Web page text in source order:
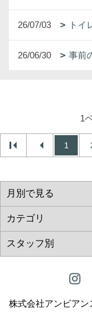
26/07/03 トイ
26/06/30 事前
1
1
株式会社アンビアン